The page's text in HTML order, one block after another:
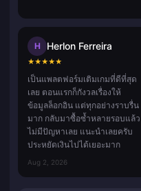
H Herlon Ferreira
★★★★★
เป็นแพลตฟอร์มเติมเกมที่ดีที่สุด
เลย ตอนแรกก็กังวลเรื่องให้
ข้อมูลล็อกอิน แต่ทุกอย่างราบรื่น
มาก กลับมาซื้อซ้ำหลายรอบแล้ว
ไม่มีปัญหาเลย แนะนำเลยครับ
ประหยัดเงินไปได้เยอะมาก
Aug 2, 2026